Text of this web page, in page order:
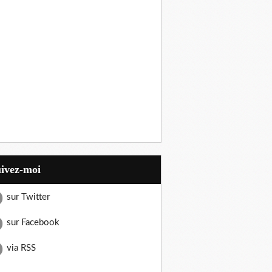
moi
sur Twitter
sur Facebook
via RSS